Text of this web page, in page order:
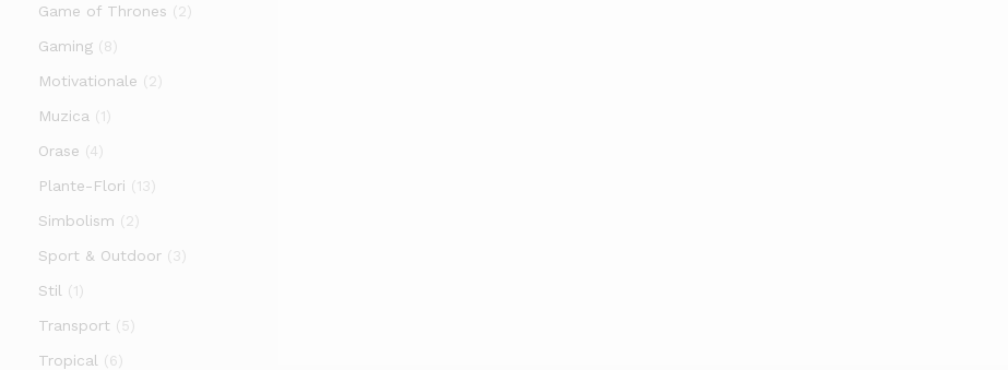
Game of Thrones (2)
Gaming (8)
Motivationale (2)
Muzica (1)
Orase (4)
Plante-Flori (13)
Simbolism (2)
Sport & Outdoor (3)
Stil (1)
Transport (5)
Tropical (6)